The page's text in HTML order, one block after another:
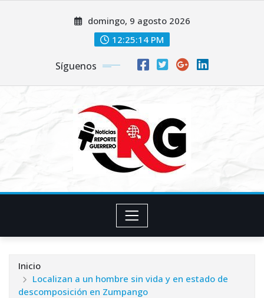
domingo, 9 agosto 2026
12:25:15 PM
Síguenos
Inicio
Localizan a un hombre sin vida y en estado de
descomposición en Zumpango